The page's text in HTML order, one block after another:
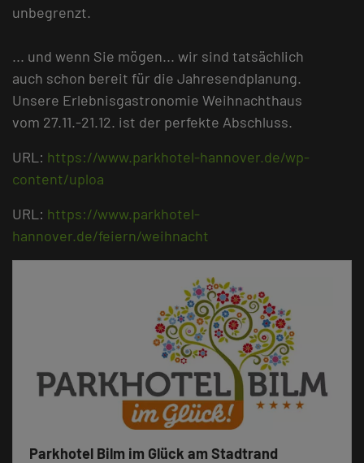
unbegrenzt.
... und wenn Sie mögen... wir sind tatsächlich
auch schon bereit für die Jahresendplanung.
Unsere Erlebnisgastronomie Weihnachthaus
vom 27.11.-21.12. ist der perfekte Abschluss.
URL: https://www.parkhotel-hannover.de/wp-
content/uploa
URL: https://www.parkhotel-
hannover.de/feiern/weihnacht
Parkhotel Bilm im Glück am Stadtrand